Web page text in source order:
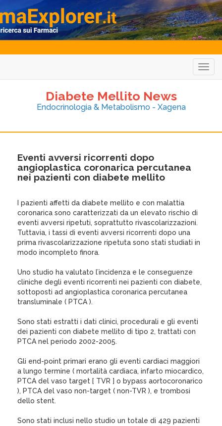
Diabete Mellito News
Endocrinologia & Metabolismo - Xagena
Eventi avversi ricorrenti dopo
angioplastica coronarica percutanea
nei pazienti con diabete mellito
I pazienti affetti da diabete mellito e con malattia
coronarica sono caratterizzati da un elevato rischio di
eventi avversi ripetuti, soprattutto rivascolarizzazioni.
Tuttavia, i tassi di eventi avversi ricorrenti dopo una
prima rivascolarizzazione ripetuta sono stati studiati in
modo incompleto finora.
Uno studio ha valutato l’incidenza e le conseguenze
cliniche degli eventi ricorrenti nei pazienti con diabete,
sottoposti ad angioplastica coronarica percutanea
transluminale ( PTCA ).
Sono stati estratti i dati clinici, procedurali e gli eventi
dei pazienti con diabete mellito di tipo 2, trattati con
PTCA nel periodo 2002-2005.
Gli end-point primari erano gli eventi cardiaci maggiori
a lungo termine ( mortalità cardiaca, infarto miocardico,
PTCA del vaso target [ TVR ] o bypass aortocoronarico
), PTCA del vaso non-target ( non-TVR ), e trombosi
dello stent.
Sono stati inclusi nello studio un totale di 429 pazienti